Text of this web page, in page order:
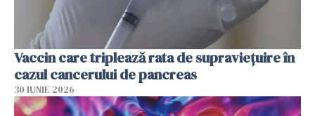
Vaccin care triplează rata de supraviețuire în
cazul cancerului de pancreas
30 IUNIE 2026